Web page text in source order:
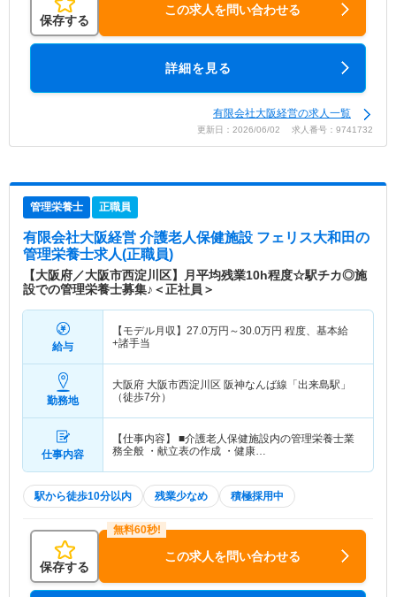
保存する
この求人を問い合わせる
詳細を見る
有限会社大阪経営の求人一覧
更新日：2026/06/02 求人番号：9741732
管理栄養士 正職員
有限会社大阪経営 介護老人保健施設 フェリス大和田の
管理栄養士求人(正職員)
【大阪府／大阪市西淀川区】月平均残業10h程度☆駅チカ◎施
設での管理栄養士募集♪＜正社員＞
給与
【モデル月収】 27.0万円～30.0万円 程度、基本給
+諸手当
勤務地
大阪府 大阪市西淀川区 阪神なんば線「出来島駅」
（徒歩7分）
仕事内容
【仕事内容】 ■介護老人保健施設内の管理栄養士業
務全般 ・献立表の作成 ・健康…
駅から徒歩10分以内 残業少なめ 積極採用中
保存する
この求人を問い合わせる